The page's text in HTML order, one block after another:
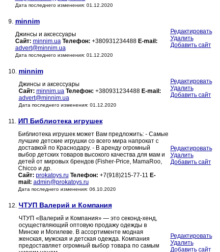
Дата последнего изменения: 01.12.2020
9. minnim
Джинсы и аксессуары
Сайт: minnim.ua Телефон: +380931234488 E-mail:
advert@minnim.ua
Дата последнего изменения: 01.12.2020
Редактировать
Удалить
Добавить сайт
10. minnim
Джинсы и аксессуары
Сайт: minnim.ua Телефон: +380931234488 E-mail:
advert@minnim.ua
Дата последнего изменения: 01.12.2020
Редактировать
Удалить
Добавить сайт
11. ИП Библиотека игрушек
Библиотека игрушек может Вам предложить: - Самые
лучшие детские игрушки со всего мира напрокат с
доставкой по Краснодару. - В аренду огромный
выбор детских товаров высокого качества для мам и
детей от мировых брендов (Fisher-Price, MamaRoo,
Chicco и др.
Сайт: prokatoys.ru Телефон: +7(918)215-77-11 E-
mail: admin@prokatoys.ru
Дата последнего изменения: 06.10.2020
Редактировать
Удалить
Добавить сайт
12. ЧТУП Валерий и Компания
ЧТУП «Валерий и Компания» — это cеконд-хенд,
осуществляющий оптовую продажу одежды в
Минске и Могилеве. В ассортименте модная
женская, мужская и детская одежда. Компания
предоставляет огромный выбор товара по самым
Редактировать
Удалить
Добавить сайт